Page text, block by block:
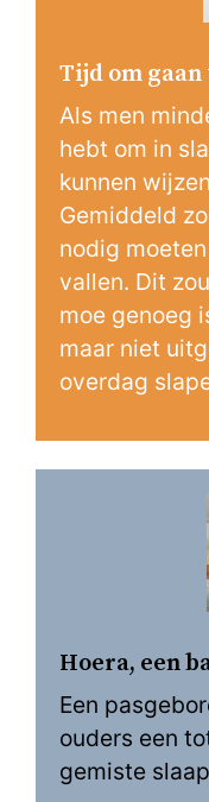
Tijd om gaan
Als men
hebt om in
kunnen
Gemiddeld
nodig
vallen. Dit
moe genoeg
maar niet
overdag
Hoera, een
Een
ouders een
gemiste